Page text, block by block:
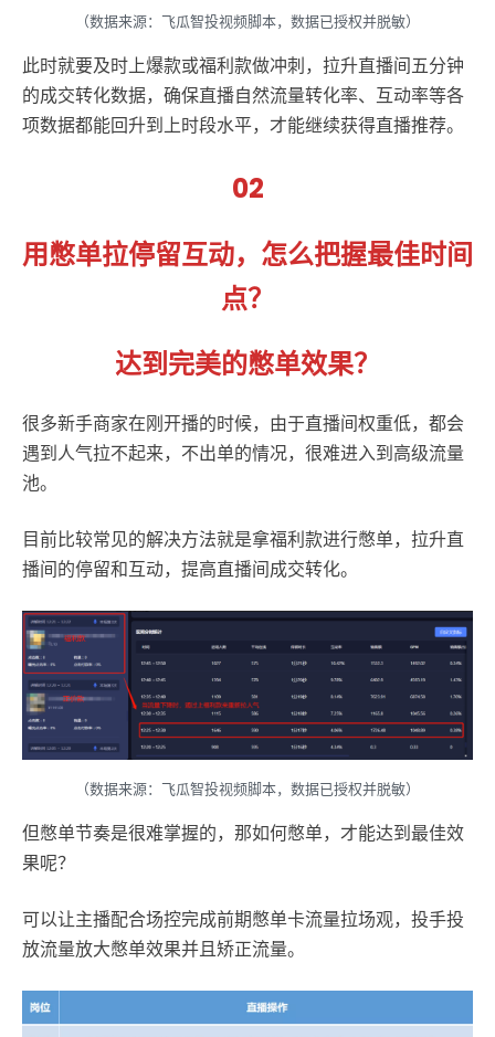
（数据来源：飞瓜智投视频脚本，数据已授权并脱敏）
此时就要及时上爆款或福利款做冲刺，拉升直播间五分钟
的成交转化数据，确保直播自然流量转化率、互动率等各
项数据都能回升到上时段水平，才能继续获得直播推荐。
02
用憋单拉停留互动，怎么把握最佳时间
点？
达到完美的憋单效果？
很多新手商家在刚开播的时候，由于直播间权重低，都会
遇到人气拉不起来，不出单的情况，很难进入到高级流量
池。
目前比较常见的解决方法就是拿福利款进行憋单，拉升直
播间的停留和互动，提高直播间成交转化。
（数据来源：飞瓜智投视频脚本，数据已授权并脱敏）
但憋单节奏是很难掌握的，那如何憋单，才能达到最佳效
果呢？
可以让主播配合场控完成前期憋单卡流量拉场观，投手投
放流量放大憋单效果并且矫正流量。